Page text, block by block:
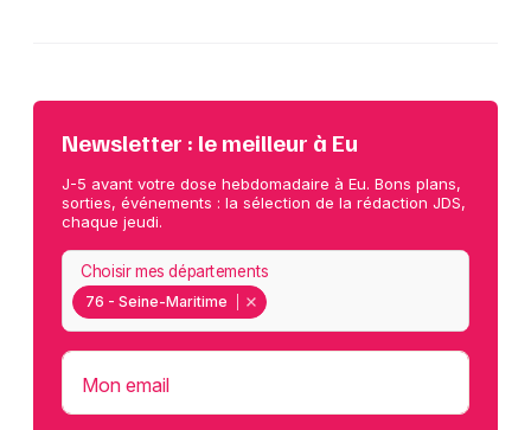
Newsletter : le meilleur à Eu
J-5 avant votre dose hebdomadaire à Eu. Bons plans,
sorties, événements : la sélection de la rédaction JDS,
chaque jeudi.
76 - Seine-Maritime
Choisir mes départements
Mon email